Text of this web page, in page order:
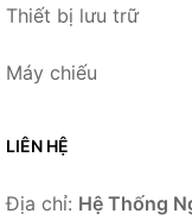
Thiết bị lưu trữ
Máy chiếu
LIÊN HỆ
Địa chỉ: Hệ Thống